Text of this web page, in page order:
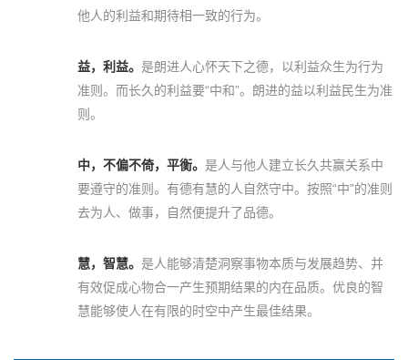
他人的利益和期待相一致的行为。
益，利益。 是朗进人心怀天下之德，以利益众生为行为
准则。而长久的利益要“中和”。朗进的益以利益民生为准
则。
中，不偏不倚，平衡。 是人与他人建立长久共赢关系中
要遵守的准则。有德有慧的人自然守中。按照“中”的准则
去为人、做事，自然便提升了品德。
慧，智慧。 是人能够清楚洞察事物本质与发展趋势、并
有效促成心物合一产生预期结果的内在品质。优良的智
慧能够使人在有限的时空中产生最佳结果。